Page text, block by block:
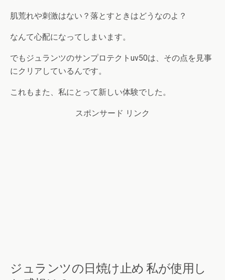
肌荒れや刺激はない？落とすときはどうなのよ？
なんて心配になってしまいます。
でもジュランツのサンプロテクトuv50は、その点を見事
にクリアしているんです。
これもまた、私にとって新しい体験でした。
スポンサード リンク
ジュランツの日焼け止め 私が使用し